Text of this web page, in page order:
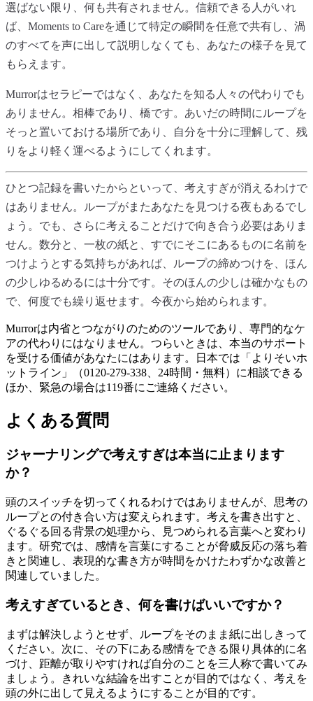
選ばない限り、何も共有されません。信頼できる人がいれ
ば、Moments to Careを通じて特定の瞬間を任意で共有し、渦
のすべてを声に出して説明しなくても、あなたの様子を見て
もらえます。
Murrorはセラピーではなく、あなたを知る人々の代わりでも
ありません。相棒であり、橋です。あいだの時間にループを
そっと置いておける場所であり、自分を十分に理解して、残
りをより軽く運べるようにしてくれます。
ひとつ記録を書いたからといって、考えすぎが消えるわけで
はありません。ループがまたあなたを見つける夜もあるでし
ょう。でも、さらに考えることだけで向き合う必要はありま
せん。数分と、一枚の紙と、すでにそこにあるものに名前を
つけようとする気持ちがあれば、ループの締めつけを、ほん
の少しゆるめるには十分です。そのほんの少しは確かなもの
で、何度でも繰り返せます。今夜から始められます。
Murrorは内省とつながりのためのツールであり、専門的なケ
アの代わりにはなりません。つらいときは、本当のサポート
を受ける価値があなたにはあります。日本では「よりそいホ
ットライン」（0120-279-338、24時間・無料）に相談できる
ほか、緊急の場合は119番にご連絡ください。
よくある質問
ジャーナリングで考えすぎは本当に止まります
か？
頭のスイッチを切ってくれるわけではありませんが、思考の
ループとの付き合い方は変えられます。考えを書き出すと、
ぐるぐる回る背景の処理から、見つめられる言葉へと変わり
ます。研究では、感情を言葉にすることが脅威反応の落ち着
きと関連し、表現的な書き方が時間をかけたわずかな改善と
関連していました。
考えすぎているとき、何を書けばいいですか？
まずは解決しようとせず、ループをそのまま紙に出しきって
ください。次に、その下にある感情をできる限り具体的に名
づけ、距離が取りやすければ自分のことを三人称で書いてみ
ましょう。きれいな結論を出すことが目的ではなく、考えを
頭の外に出して見えるようにすることが目的です。